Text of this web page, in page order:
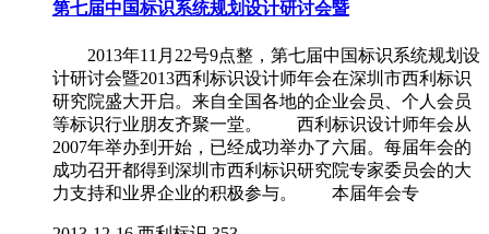
第七届中国标识系统规划设计研讨会暨
2013年11月22号9点整，第七届中国标识系统规划设
计研讨会暨2013西利标识设计师年会在深圳市西利标识
研究院盛大开启。来自全国各地的企业会员、个人会员
等标识行业朋友齐聚一堂。 西利标识设计师年会从
2007年举办到开始，已经成功举办了六届。每届年会的
成功召开都得到深圳市西利标识研究院专家委员会的大
力支持和业界企业的积极参与。 本届年会专